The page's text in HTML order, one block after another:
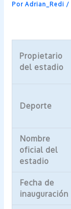
Por Adrian_Redi /
Propietario
del estadio
Deporte
Nombre
oficial del
estadio
Fecha de
inauguración